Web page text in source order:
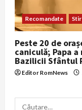
Recomandate
Peste 20 de
caniculă; Papa
Bazilicii Sfântul
Editor RomNews
Caută